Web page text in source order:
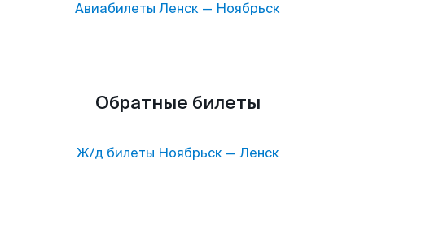
Авиабилеты Ленск — Ноябрьск
Обратные билеты
Ж/д билеты Ноябрьск— Ленск